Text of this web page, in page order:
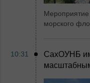
морского
10:31
СахОУНБ